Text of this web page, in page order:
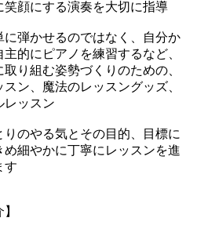
笑顔にする演奏を大切に指導
に弾かせるのではなく、自分か
主的にピアノを練習するなど、
取り組む姿勢づくりのための、
ン、魔法のレッスングッズ、
レッスン
りのやる気とその目的、目標に
め細やかに丁寧にレッスンを進
す